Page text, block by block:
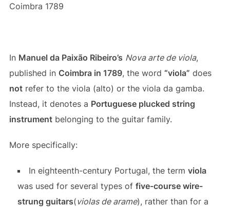
Coimbra 1789
In Manuel da Paixão Ribeiro’s Nova arte de viola,
published in Coimbra in 1789, the word “viola” does
notrefer to the viola (alto) or the viola da gamba.
Instead, it denotes a Portuguese plucked string
instrumentbelonging to the guitar family.
More specifically:
In eighteenth-century Portugal, the term viola
was used for several types of five-course wire-
strung guitars(violas de arame), rather than for a